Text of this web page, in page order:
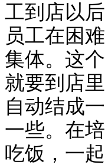
工到店以
员工在困
集体。这
就要到店
自动结成
一些。在
吃饭，一